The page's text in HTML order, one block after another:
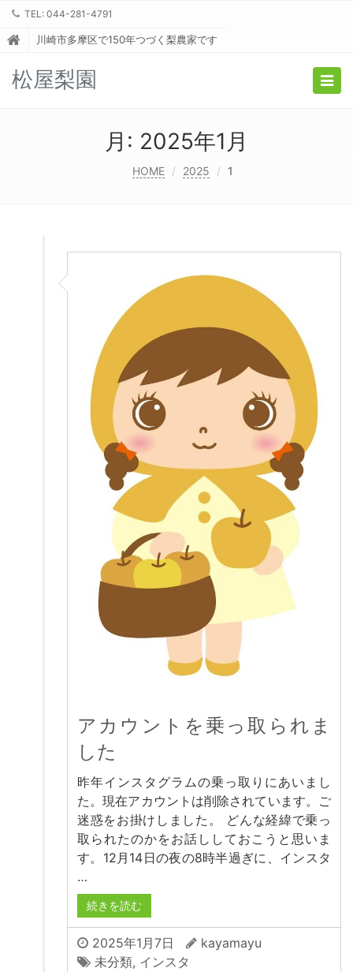
TEL: 044-281-4791
川崎市多摩区で150年つづく梨農家です
松屋梨園
月: 2025年1月
HOME 2025 1
アカウントを乗っ取られま
した
昨年インスタグラムの乗っ取りにあいまし
た。現在アカウントは削除されています。ご
迷惑をお掛けしました。 どんな経緯で乗っ
取られたのかをお話ししておこうと思いま
す。12月14日の夜の8時半過ぎに、インスタ
…
続きを読む
2025年1月7日
kayamayu
未分類, インスタ